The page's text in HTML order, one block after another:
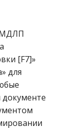
МДЛП
[F7]»
для
документе